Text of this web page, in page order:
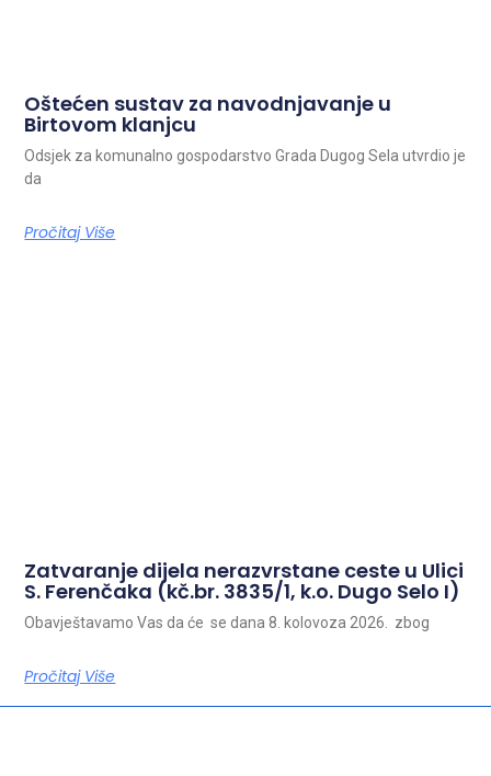
Oštećen sustav za navodnjavanje u
Birtovom klanjcu
Odsjek za komunalno gospodarstvo Grada Dugog Sela utvrdio je
da
Pročitaj Više
Zatvaranje dijela nerazvrstane ceste u Ulici
S. Ferenčaka (kč.br. 3835/1, k.o. Dugo Selo I)
Obavještavamo Vas da će se dana 8. kolovoza 2026. zbog
Pročitaj Više